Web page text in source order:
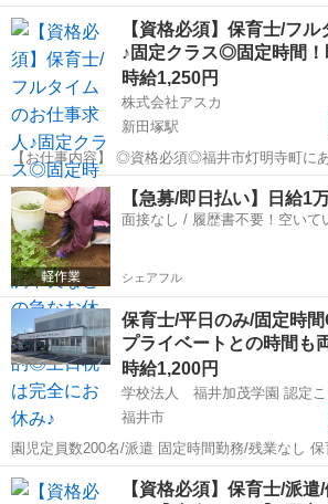
と家庭の両立を全力応援 <募集職種> 美容師 <
ー・シャンプー・接客> 1カウンセリング お客様
にあわせてカウンセリング。...
アルバイト・パート
【資格必須】保育士/フ
♪固定クラス◎固定時間
時給1,250円
株式会社アスカ
新田塚駅
【お仕事内容】 ◎資格必須◎福井市灯明寺町にあ
も園さんでは 保育士さん募集♪ 《お仕事内容》 ☆‾‾‾‾‾‾‾‾‾☆ ・お子さん
の保育 ・保育ルームのお掃除 などなど… 《園さ
いて》...
福井 福井市 新田塚駅 保育士
【急募/即日払い】日給1
面接なし / 履歴書不要！空いて
シェアフル
保育士/平日のみ/固定時
プライベートとの時間も
時給1,200円
学校法人 福井加茂学園 認定
福井市
園児定員数200名/派遣 固定時間勤務/残業なし 保育補助業務をお願い
致します 派遣社員 □各種社会保険完備(働き方によります) ■マイカー
通勤可能 □駐車場完備 ■有給休暇付与 半年後
福井 保育士
【資格必須】保育士/派